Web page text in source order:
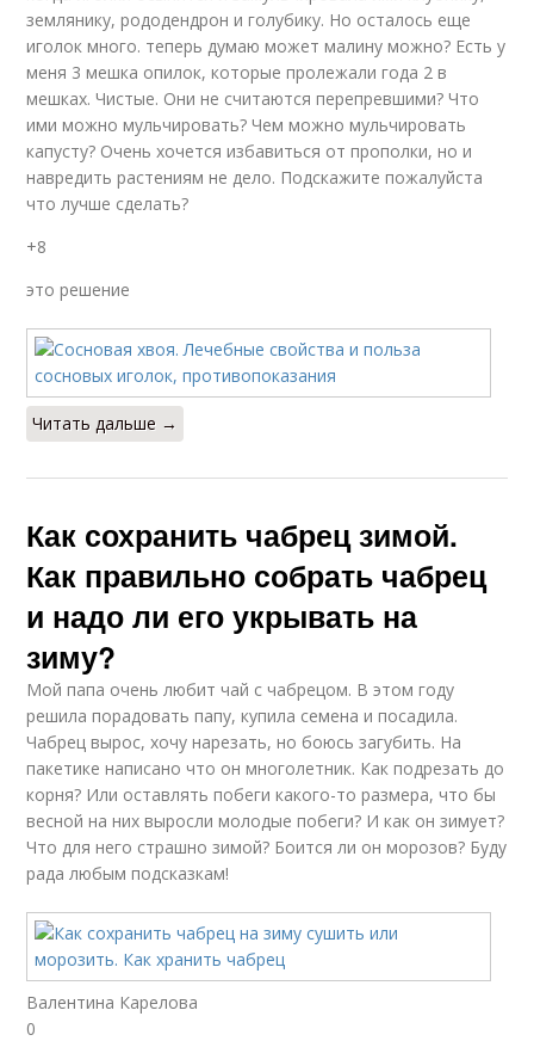
землянику, рододендрон и голубику. Но осталось еще
иголок много. теперь думаю может малину можно? Есть у
меня 3 мешка опилок, которые пролежали года 2 в
мешках. Чистые. Они не считаются перепревшими? Что
ими можно мульчировать? Чем можно мульчировать
капусту? Очень хочется избавиться от прополки, но и
навредить растениям не дело. Подскажите пожалуйста
что лучше сделать?
+8
это решение
Читать дальше →
Как сохранить чабрец зимой.
Как правильно собрать чабрец
и надо ли его укрывать на
зиму?
Мой папа очень любит чай с чабрецом. В этом году
решила порадовать папу, купила семена и посадила.
Чабрец вырос, хочу нарезать, но боюсь загубить. На
пакетике написано что он многолетник. Как подрезать до
корня? Или оставлять побеги какого-то размера, что бы
весной на них выросли молодые побеги? И как он зимует?
Что для него страшно зимой? Боится ли он морозов? Буду
рада любым подсказкам!
Валентина Карелова
0